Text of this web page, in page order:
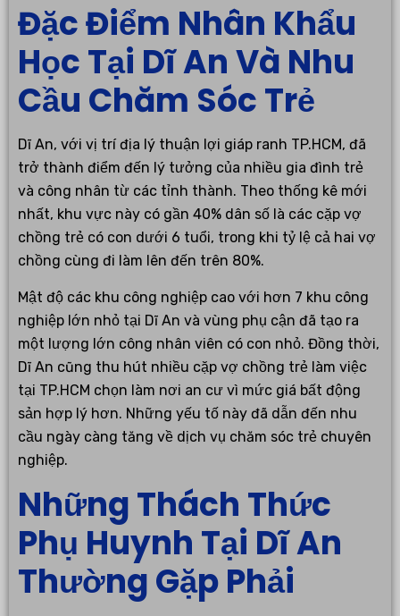
Đặc Điểm Nhân Khẩu
Học Tại Dĩ An Và Nhu
Cầu Chăm Sóc Trẻ
Dĩ An, với vị trí địa lý thuận lợi giáp ranh TP.HCM, đã
trở thành điểm đến lý tưởng của nhiều gia đình trẻ
và công nhân từ các tỉnh thành. Theo thống kê mới
nhất, khu vực này có gần 40% dân số là các cặp vợ
chồng trẻ có con dưới 6 tuổi, trong khi tỷ lệ cả hai vợ
chồng cùng đi làm lên đến trên 80%.
Mật độ các khu công nghiệp cao với hơn 7 khu công
nghiệp lớn nhỏ tại Dĩ An và vùng phụ cận đã tạo ra
một lượng lớn công nhân viên có con nhỏ. Đồng thời,
Dĩ An cũng thu hút nhiều cặp vợ chồng trẻ làm việc
tại TP.HCM chọn làm nơi an cư vì mức giá bất động
sản hợp lý hơn. Những yếu tố này đã dẫn đến nhu
cầu ngày càng tăng về dịch vụ chăm sóc trẻ chuyên
nghiệp.
Những Thách Thức
Phụ Huynh Tại Dĩ An
Thường Gặp Phải